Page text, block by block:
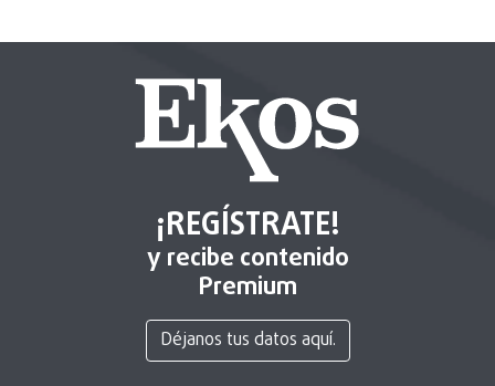
¡REGÍSTRATE!
y recibe contenido
Premium
Déjanos tus datos aquí.